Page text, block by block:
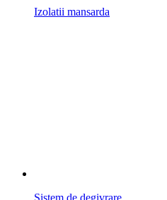
Izolatii mansarda
Sistem de degivrare